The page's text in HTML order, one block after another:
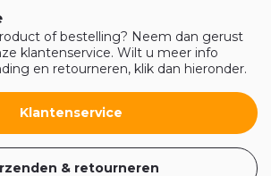
of bestelling? Neem dan gerust
klantenservice. Wilt u meer info
en retourneren, klik dan hieronder.
Klantenservice
& retourneren